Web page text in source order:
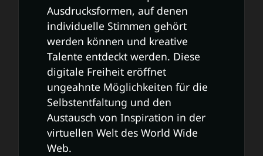
Ausdrucksformen, auf denen
individuelle Stimmen gehört
werden können und kreative
Talente entdeckt werden. Diese
digitale Freiheit eröffnet
ungeahnte Möglichkeiten für die
Selbstentfaltung und den
Austausch von Inspiration in der
virtuellen Welt des World Wide
Web.